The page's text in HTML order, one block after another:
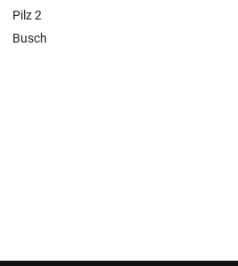
Pilz 2
Busch